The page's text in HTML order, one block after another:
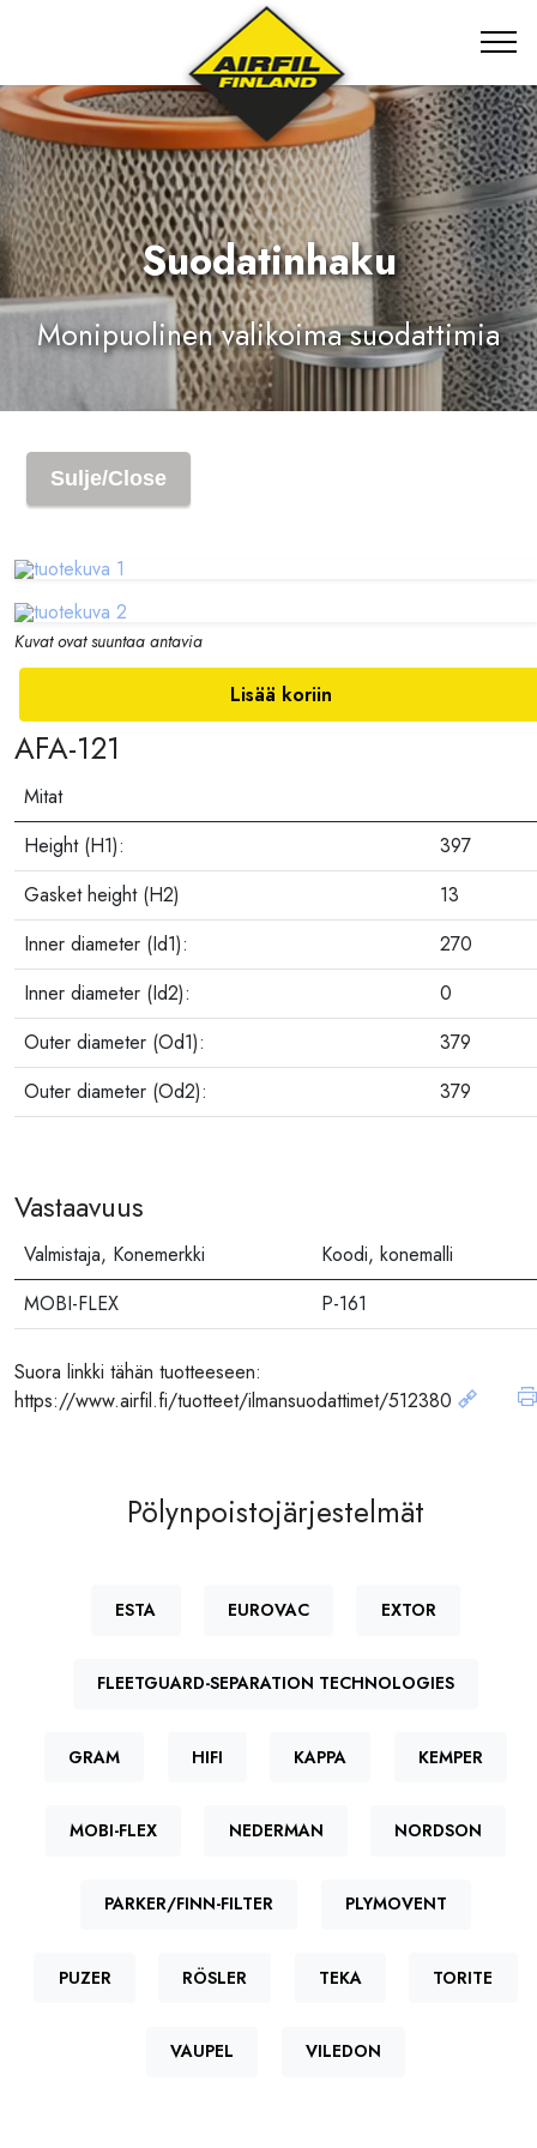
Suodatinhaku
Monipuolinen valikoima suodattimia
Sulje/Close
Kuvat ovat suuntaa antavia
Lisää koriin
AFA-121
Mitat
Height (H1):
397
Gasket height (H2)
13
Inner diameter (Id1):
270
Inner diameter (Id2):
0
Outer diameter (Od1):
379
Outer diameter (Od2):
379
Vastaavuus
Valmistaja, Konemerkki
Koodi, konemalli
MOBI-FLEX
P-161
Suora linkki tähän tuotteeseen:
https://www.airfil.fi/tuotteet/ilmansuodattimet/512380
Pölynpoistojärjestelmät
ESTA EUROVAC EXTOR
FLEETGUARD-SEPARATION TECHNOLOGIES
GRAM HIFI KAPPA KEMPER
MOBI-FLEX NEDERMAN NORDSON
PARKER/FINN-FILTER PLYMOVENT
PUZER RÖSLER TEKA TORITE
VAUPEL VILEDON